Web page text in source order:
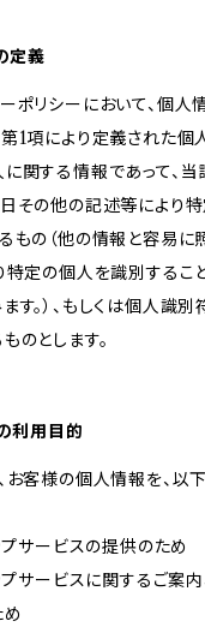
定義
ポリシーにおいて、個人
1項により定義された個
関する情報であって、
その他の記述等により
もの（他の情報と容易に
特定の個人を識別するこ
す。）、もしくは個人識
のとします。
利用目的
お客様の個人情報を、以
プサービスの提供のため
プサービスに関するご案